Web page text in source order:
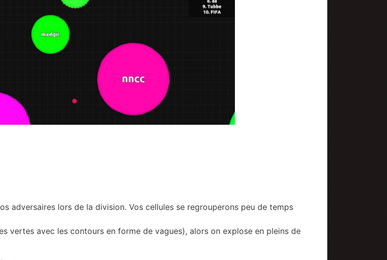
adversaires lors de la division. Vos cellules se regrouperons peu de temps
vertes avec les contours en forme de vagues), alors on explose en pleins de